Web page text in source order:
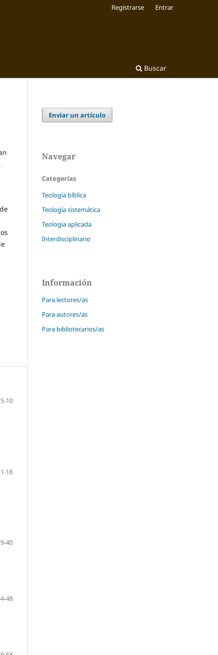
Buscar
Registrarse Entrar
5-10
18
40
48
Enviar un artículo
Navegar
Categorías
Teología bíblica
Teología sistemática
Teología aplicada
Interdisciplinario
Información
Para lectores/as
Para autores/as
Para bibliotecarios/as